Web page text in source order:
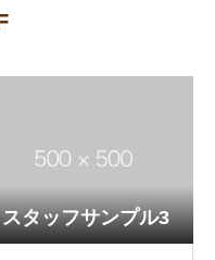
スタッフサンプル3